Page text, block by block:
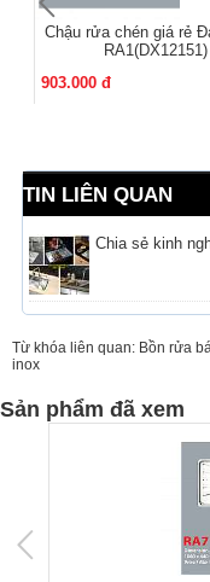
Chậu rửa chén giá rẻ
RA1(DX12151)
903.000 đ
TIN LIÊN QUAN
Chia sẻ kinh
Từ khóa liên quan: Bồn rửa
inox
Sản phẩm đã xem